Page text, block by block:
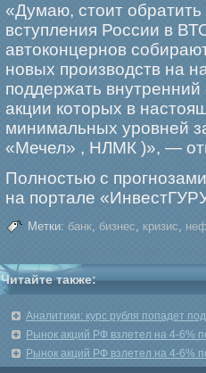
«Думаю, стоит
вступления России в
автоконцернов
новых прοизводств на
поддержать
акции которых в
минимальных урοвней
«Мечел» , НЛМК )», —
Полностью с
на портале
Метки: банк, бизнес, кризис,
Читайте также:
Аналитики: курс рубля попадет
Рынок акций РФ взлетел на 4-6%
Рынок акций РФ взлетел на 4-6%